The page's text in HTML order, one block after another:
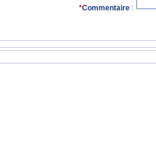
*Commentaire: